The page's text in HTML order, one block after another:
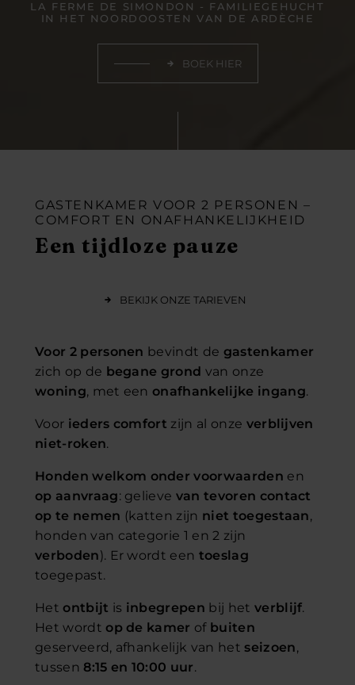
LA FERME DE SIMONDON - FAMILIEGEHUCHT
IN HET NOORDOOSTEN VAN DE ARDÈCHE
BOEK HIER
GASTENKAMER VOOR 2 PERSONEN –
COMFORT EN ONAFHANKELIJKHEID
Een tijdloze pauze
BEKIJK ONZE TARIEVEN
Voor 2 personen bevindt de gastenkamer
zich op de begane grond van onze
woning, met een onafhankelijke ingang.
Voor ieders comfort zijn al onze verblijven
niet-roken.
Honden welkom onder voorwaarden en
op aanvraag: gelieve van tevoren contact
op te nemen (katten zijn niet toegestaan,
honden van categorie 1 en 2 zijn
verboden). Er wordt een toeslag
toegepast.
Het ontbijt is inbegrepen bij het verblijf.
Het wordt op de kamer of buiten
geserveerd, afhankelijk van het seizoen,
tussen 8:15 en 10:00 uur.